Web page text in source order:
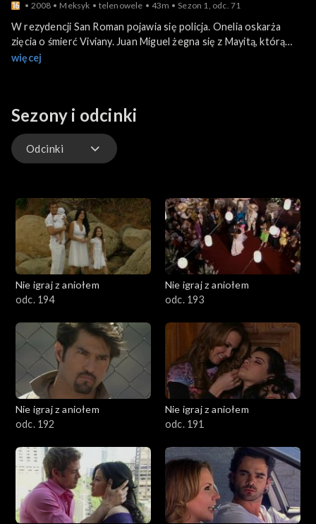
2008 Meksyk telenowele 43m Sezon 1, odc. 71
W rezydencji San Roman pojawia się policja. Onelia oskarża
zięcia o śmierć Viviany. Juan Miguel żegna się z Mayitą, którą
wysyła do Acapulco. Funkcjonariusze policji odnajdują sztylet.
więcej
Sezony i odcinki
Odcinki
Nie igraj z aniołem
odc. 194
Nie igraj z aniołem
odc. 193
Nie igraj z aniołem
odc. 192
Nie igraj z aniołem
odc. 191